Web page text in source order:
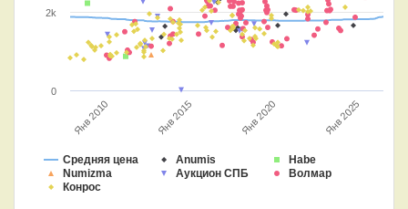
Средняя цена Anumis
Habe
Numizma
Аукцион СПБ
Волмар
Конрос
Янв 2010 Янв 2015 Янв 2020 Янв 2025
0
2k